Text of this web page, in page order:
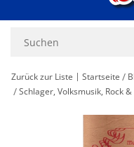
Zurück zur Liste Startseite
Schlager, Volksmusik, Rock &